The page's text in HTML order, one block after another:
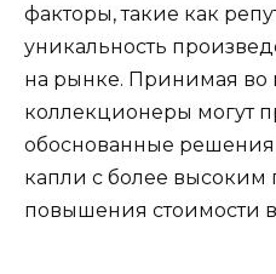
факторы, такие как
уникальность
на рынке. Принимая во
коллекционеры могут
обоснованные решения
капли с более высоким
повышения стоимости